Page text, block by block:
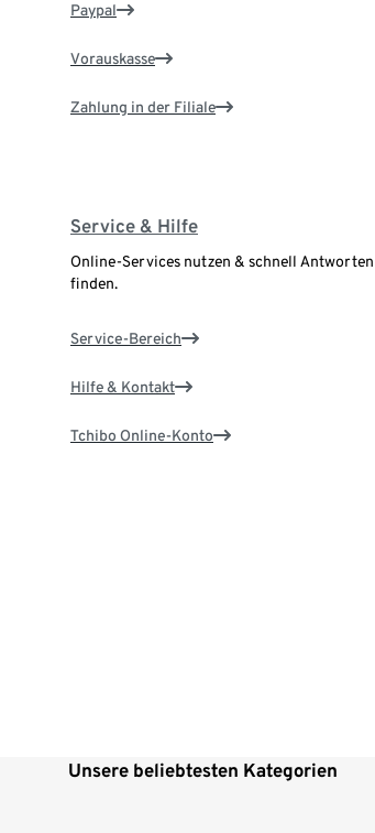
Paypal
Vorauskasse
Zahlung in der Filiale
Service & Hilfe
Online-Services nutzen & schnell Antworten
finden.
Service-Bereich
Hilfe & Kontakt
Tchibo Online-Konto
Unsere beliebtesten Kategorien